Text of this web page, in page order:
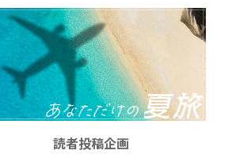
読者投稿企画